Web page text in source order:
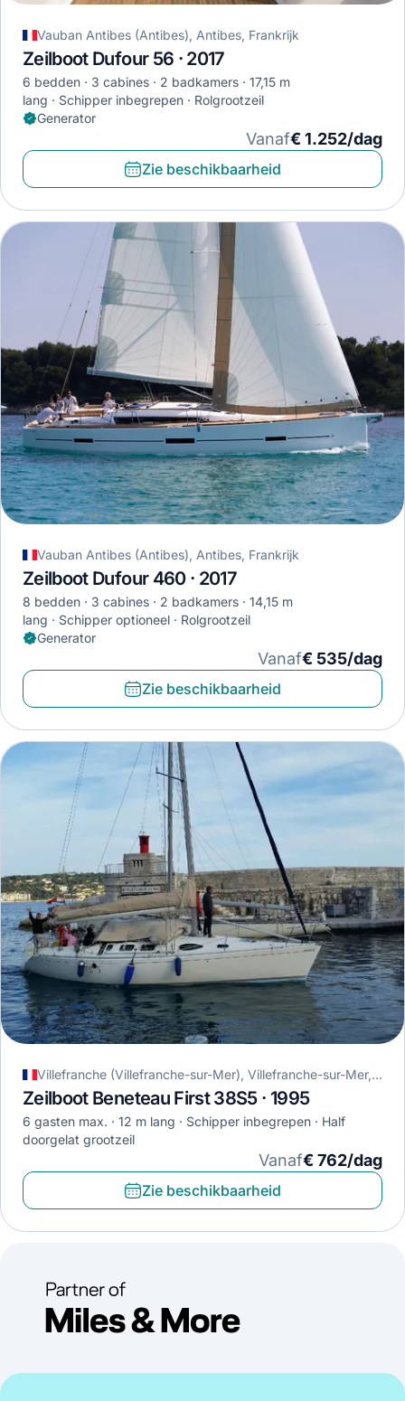
Vauban Antibes (Antibes), Antibes, Frankrijk
Zeilboot Dufour 56 · 2017
6 bedden 3 cabines 2 badkamers
17,15 m
lang
Schipper inbegrepen
Rolgrootzeil
Generator
Vanaf€ 1.252/dag
Zie beschikbaarheid
Vauban Antibes (Antibes), Antibes, Frankrijk
Zeilboot Dufour 460 · 2017
8 bedden 3 cabines 2 badkamers
14,15 m
lang
Schipper optioneel
Rolgrootzeil
Generator
Vanaf€ 535/dag
Zie beschikbaarheid
Villefranche (Villefranche-sur-Mer), Villefranche-sur-Mer, Frankrijk
Zeilboot Beneteau First 38S5 · 1995
6 gasten max. 12 m lang Schipper inbegrepen
Half
doorgelat grootzeil
Vanaf€ 762/dag
Zie beschikbaarheid